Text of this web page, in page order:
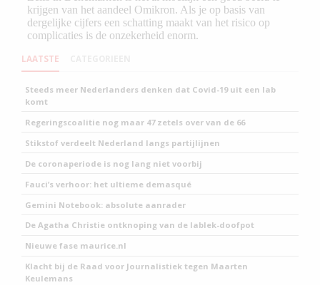
LAATSTE
Steeds meer Nederlanders denken dat Covid-19 uit een lab
komt
Regeringscoalitie nog maar 47 zetels over van de 66
Stikstof verdeelt Nederland langs partijlijnen
De coronaperiode is nog lang niet voorbij
Fauci’s verhoor: het ultieme demasqué
Gemini Notebook: absolute aanrader
De Agatha Christie ontknoping van de lablek-doofpot
Nieuwe fase maurice.nl
Klacht bij de Raad voor Journalistiek tegen Maarten
Keulemans